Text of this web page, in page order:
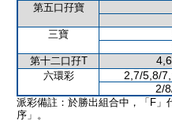
第五口孖寶
三寶
第十二口孖T
六環彩 2,7/5,8/
2/
派彩備註：於勝出組合中，「F」
序」。